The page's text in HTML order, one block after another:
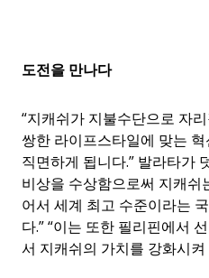
도전을 만나다
“지캐쉬가 지불수단으로 자
쌍한 라이프스타일에 맞는
직면하게 됩니다.” 발라타가
비상을 수상함으로써 지캐쉬
어서 세계 최고 수준이라는
다.” “이는 또한 필리핀에서
서 지캐쉬의 가치를 강화시켜